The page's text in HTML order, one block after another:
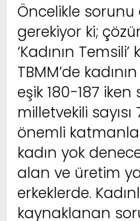
Öncelikle
gerekiyor ki;
‘Kadının
TBMM’de
eşik 180-187
milletvekili
önemli
kadın yok
alan ve üretim
erkeklerde.
kaynaklanan